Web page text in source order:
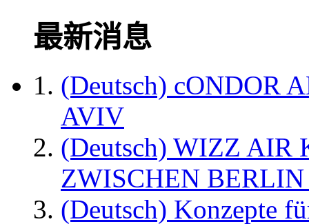
最新消息
(Deutsch) cONDOR
AVIV
(Deutsch) WIZZ AIR
ZWISCHEN
(Deutsch) Konzepte